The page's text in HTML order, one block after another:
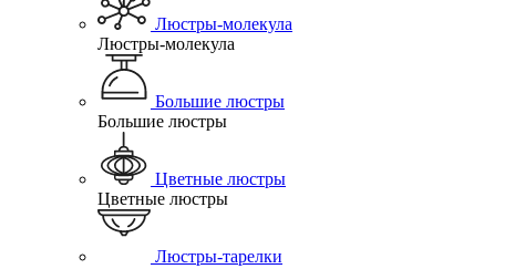
Люстры-молекула
Люстры-молекула
Большие люстры
Большие люстры
Цветные люстры
Цветные люстры
Люстры-тарелки